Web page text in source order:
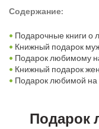
Содержание:
• Подарочные книги о
• Книжный подарок
• Подарок любимому
• Книжный подарок
• Подарок любимой на
Подарок